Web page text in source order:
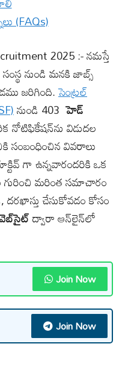
(FAQs)
2025 :- నమస్తే
సంస్థ నుండి మనకి జాబ్స్
జరిగింది.సెంట్రల్
నుండి 403 హెడ్ ​​
నోటిఫికేషన్‌ను విడుదల
వివరాలు
గా ఉన్నవారందరికి ఒక
మరింత సమాచారం
చేసుకోవడం కోసం
ద్వారా ఆన్‌లైన్‌లో
Join Now
Join Now